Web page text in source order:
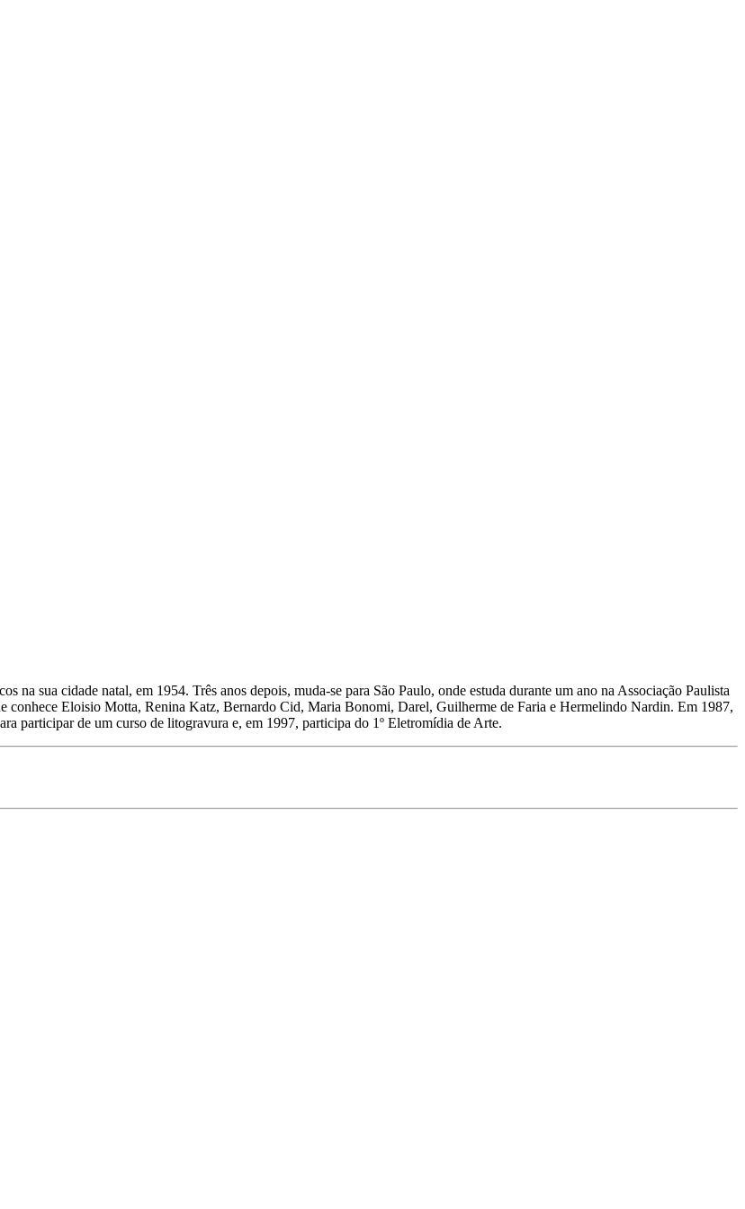
na sua cidade natal, em 1954. Três anos depois, muda-se para São Paulo, onde estuda durante um ano na Associação Paulista
conhece Eloisio Motta, Renina Katz, Bernardo Cid, Maria Bonomi, Darel, Guilherme de Faria e Hermelindo Nardin. Em 1987,
participar de um curso de litogravura e, em 1997, participa do 1º Eletromídia de Arte.